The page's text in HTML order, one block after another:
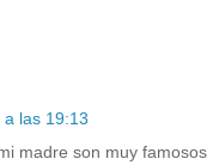
las 19:13
madre son muy famosos